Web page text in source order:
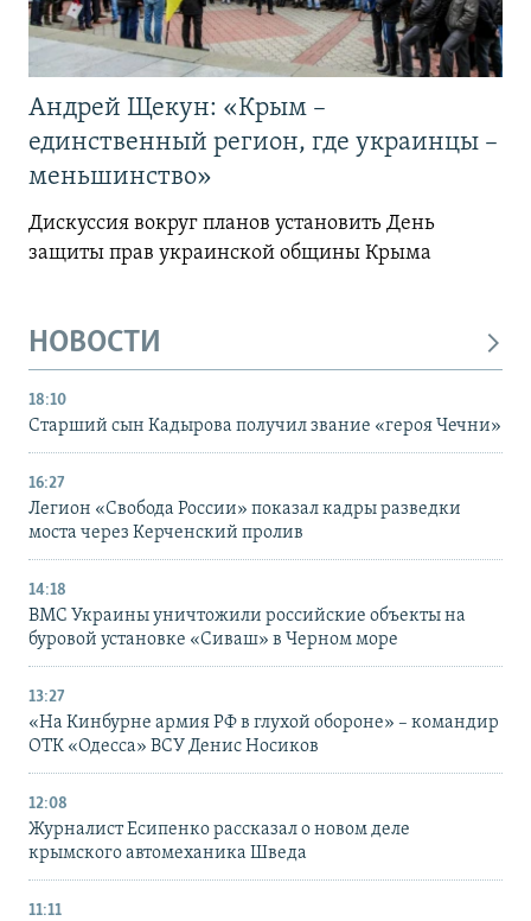
Андрей Щекун: «Крым –
единственный регион, где украинцы –
меньшинство»
Дискуссия вокруг планов установить День
защиты прав украинской общины Крыма
НОВОСТИ
18:10
Старший сын Кадырова получил звание «героя Чечни»
16:27
Легион «Свобода России» показал кадры разведки
моста через Керченский пролив
14:18
ВМС Украины уничтожили российские объекты на
буровой установке «Сиваш» в Черном море
13:27
«На Кинбурне армия РФ в глухой обороне» – командир
ОТК «Одесса» ВСУ Денис Носиков
12:08
Журналист Есипенко рассказал о новом деле
крымского автомеханика Шведа
11:11